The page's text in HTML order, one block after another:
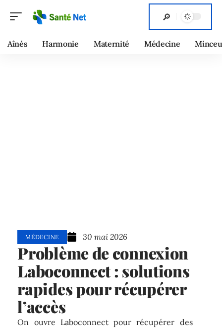
Aînés Harmonie Maternité Médecine
MÉDECINE 30 mai 2026
Problème de connexion
Laboconnect : solutions
rapides pour récupérer
l’accès
On ouvre Laboconnect pour récupérer des